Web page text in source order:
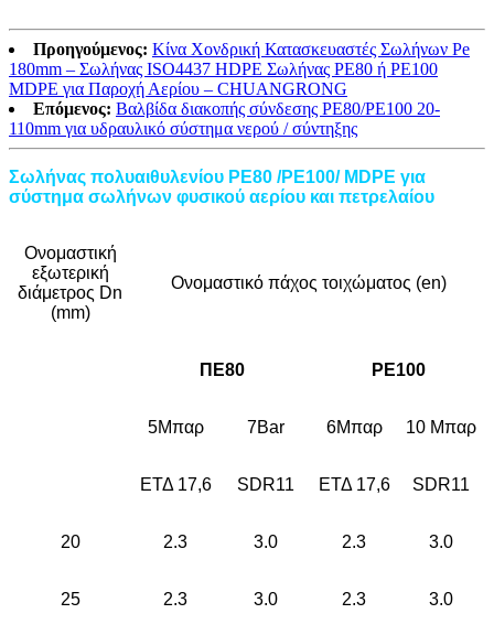
Προηγούμενος: Κίνα Χονδρική Κατασκευαστές Σωλήνων Pe
180mm – Σωλήνας ISO4437 HDPE Σωλήνας PE80 ή PE100
MDPE για Παροχή Αερίου – CHUANGRONG
Επόμενος: Βαλβίδα διακοπής σύνδεσης PE80/PE100 20-
110mm για υδραυλικό σύστημα νερού / σύντηξης
Σωλήνας πολυαιθυλενίου PE80 /PE100/ MDPE για
σύστημα σωλήνων φυσικού αερίου και πετρελαίου
Ονομαστική
εξωτερική
διάμετρος Dn
(mm)
Ονομαστικό πάχος τοιχώματος (en)
ΠΕ80 PE100
5Μπαρ 7Bar 6Μπαρ 10 Μπαρ
ΕΤΔ 17,6 SDR11 ΕΤΔ 17,6 SDR11
20 2.3 3.0 2.3 3.0
25 2.3 3.0 2.3 3.0